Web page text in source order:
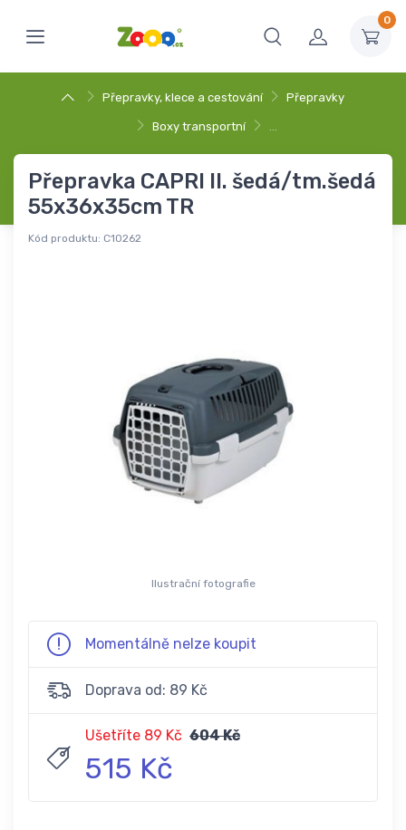
0
Přepravky, klece a cestování Přepravky
Boxy transportní …
Přepravka CAPRI II. šedá/tm.šedá
55x36x35cm TR
Kód produktu: C10262
Ilustrační fotografie
Momentálně nelze koupit
Doprava od: 89 Kč
Ušetříte 89 Kč 604 Kč
515 Kč